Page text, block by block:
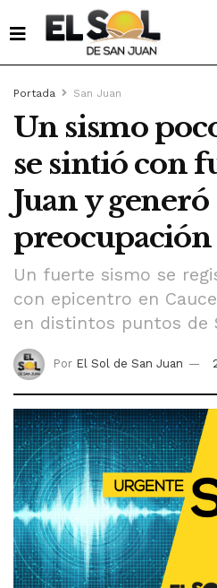
Portada San Juan
Un sismo
se sintió con
Juan y generó
preocupación
Un fuerte sismo se
con epicentro en
en distintos puntos de
Por El Sol de San Juan